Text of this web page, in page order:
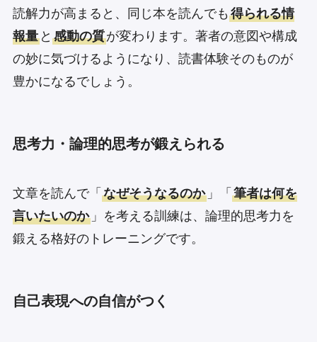
読解力が高まると、同じ本を読んでも 得られる情
報量と 感動の質が変わります。著者の意図や構成
の妙に気づけるようになり、読書体験そのものが
豊かになるでしょう。
思考力・論理的思考が鍛えられる
文章を読んで「 なぜそうなるのか」「 筆者は何を
言いたいのか」を考える訓練は、論理的思考力を
鍛える格好のトレーニングです。
自己表現への自信がつく